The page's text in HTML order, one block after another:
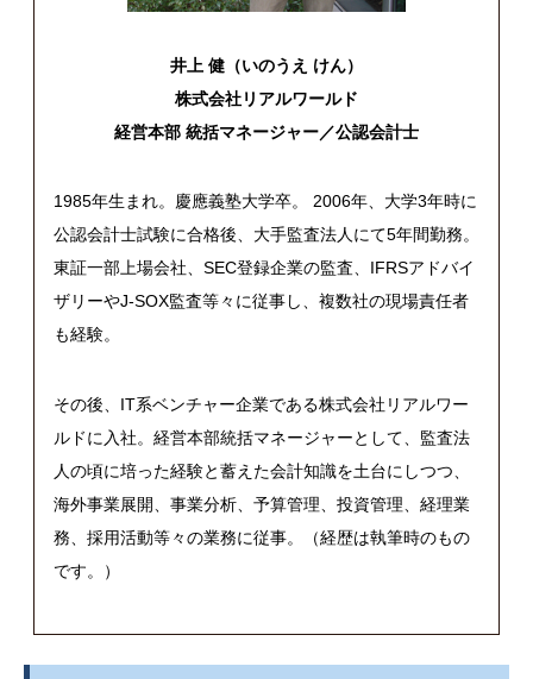
井上 健（いのうえ けん）
株式会社リアルワールド
経営本部 統括マネージャー／公認会計士
1985年生まれ。慶應義塾大学卒。 2006年、大学3年時に
公認会計士試験に合格後、大手監査法人にて5年間勤務。
東証一部上場会社、SEC登録企業の監査、IFRSアドバイ
ザリーやJ-SOX監査等々に従事し、複数社の現場責任者
も経験。
その後、IT系ベンチャー企業である株式会社リアルワー
ルドに入社。経営本部統括マネージャーとして、監査法
人の頃に培った経験と蓄えた会計知識を土台にしつつ、
海外事業展開、事業分析、予算管理、投資管理、経理業
務、採用活動等々の業務に従事。（経歴は執筆時のもの
です。）